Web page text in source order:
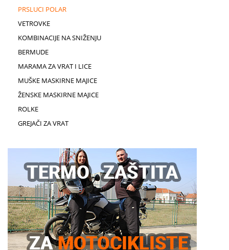
PRSLUCI POLAR
VETROVKE
KOMBINACIJE NA SNIŽENJU
BERMUDE
MARAMA ZA VRAT I LICE
MUŠKE MASKIRNE MAJICE
ŽENSKE MASKIRNE MAJICE
ROLKE
GREJAČI ZA VRAT